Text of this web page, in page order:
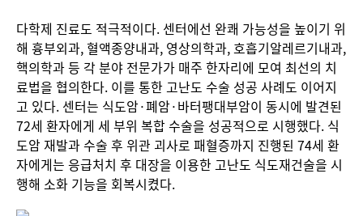
다학제 진료도 적극적이다. 센터에선 완쾌 가능성을 높이기 위
해 흉부외과, 혈액종양내과, 영상의학과, 호흡기알레르기내과,
핵의학과 등 각 분야 전문가가 매주 한자리에 모여 최선의 치
료법을 협의한다. 이를 통한 고난도 수술 성공 사례도 이어지
고 있다. 센터는 식도암·폐암·바터팽대부암이 동시에 발견된
72세 환자에게 세 부위 복합 수술을 성공적으로 시행했다. 식
도암 재발과 수술 후 위관 괴사로 패혈증까지 진행된 74세 환
자에게는 응급처치 후 대장을 이용한 고난도 식도재건술을 시
행해 소화 기능을 회복시켰다.